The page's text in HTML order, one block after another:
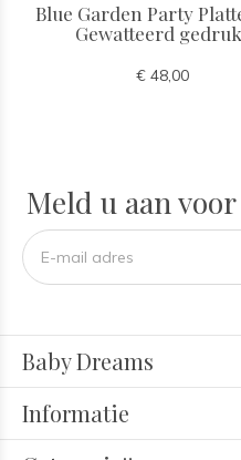
Blue Garden Party
Gewatteerd
€ 48,00
Meld u aan
Baby Dreams
Informatie